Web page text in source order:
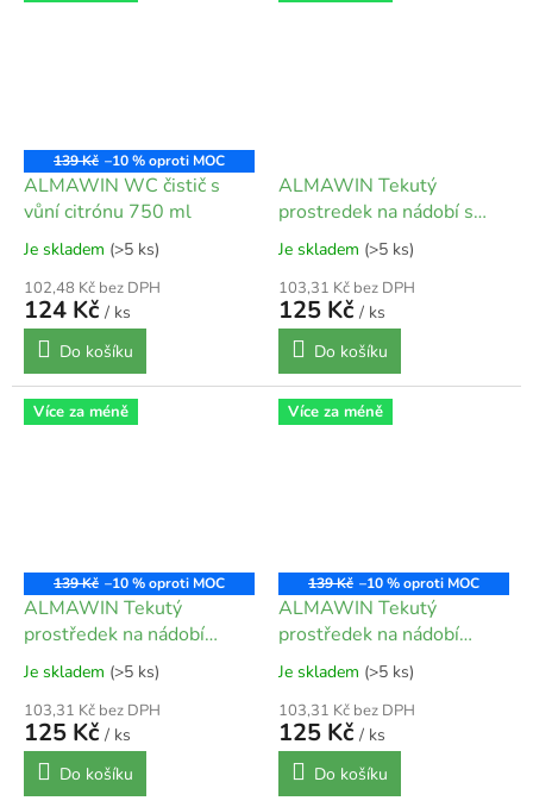
139 Kč –10 %
ALMAWIN WC čistič s
vůní citrónu 750 ml
Je skladem (>5 ks)
102,48 Kč bez DPH
124 Kč / ks
Do košíku
ALMAWIN Tekutý
prostredek na nádobí s
Citronovou trávou 1 l
Je skladem (>5 ks)
103,31 Kč bez DPH
125 Kč / ks
Do košíku
Více za méně
139 Kč –10 %
ALMAWIN Tekutý
prostředek na nádobí
Divoká růže-Meduňka 1 l
Je skladem (>5 ks)
103,31 Kč bez DPH
125 Kč / ks
Do košíku
Více za méně
139 Kč –10 %
ALMAWIN Tekutý
prostředek na nádobí
Mandarinka - rakytník 1 l
Je skladem (>5 ks)
103,31 Kč bez DPH
125 Kč / ks
Do košíku